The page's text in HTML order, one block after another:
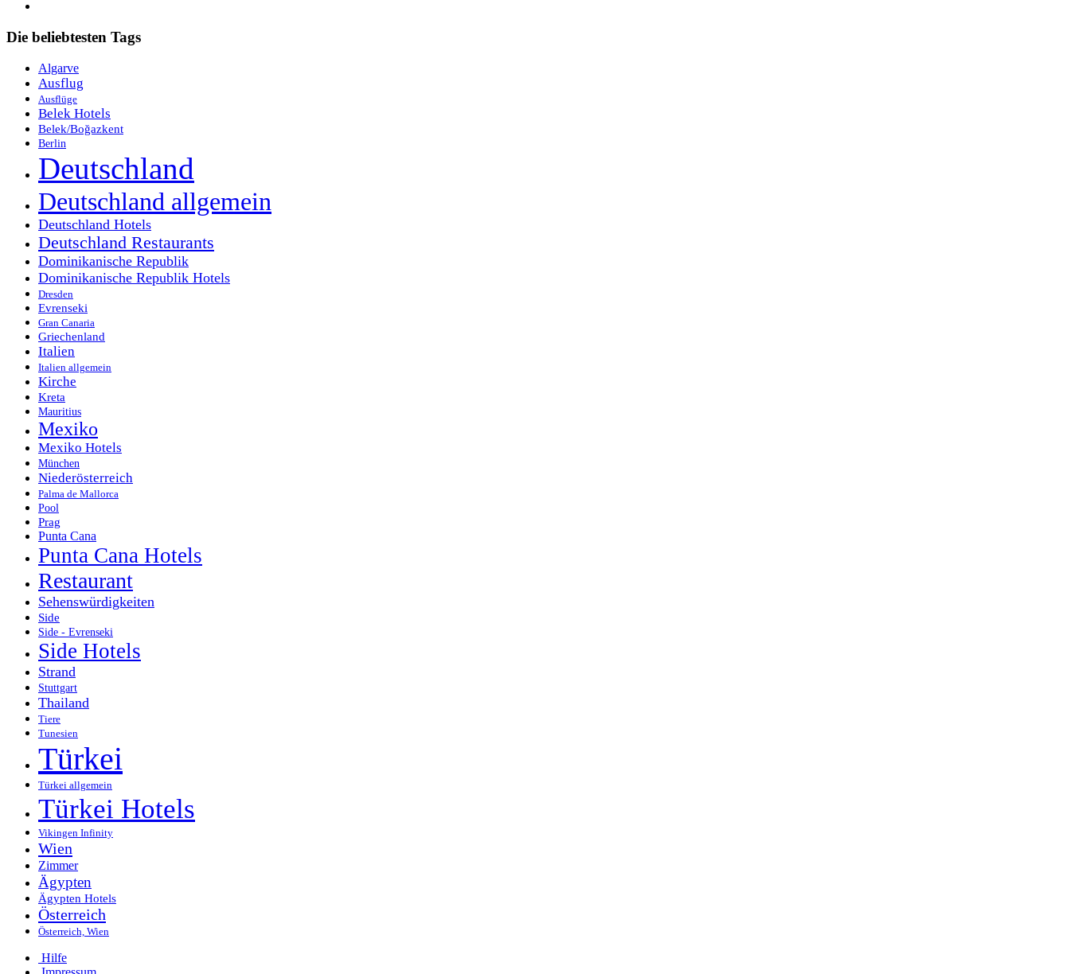
Die beliebtesten Tags
Algarve
Ausflug
Ausflüge
Belek Hotels
Belek/Boğazkent
Berlin
Deutschland
Deutschland allgemein
Deutschland Hotels
Deutschland Restaurants
Dominikanische Republik
Dominikanische Republik Hotels
Dresden
Evrenseki
Gran Canaria
Griechenland
Italien
Italien allgemein
Kirche
Kreta
Mauritius
Mexiko
Mexiko Hotels
München
Niederösterreich
Palma de Mallorca
Pool
Prag
Punta Cana
Punta Cana Hotels
Restaurant
Sehenswürdigkeiten
Side
Side - Evrenseki
Side Hotels
Strand
Stuttgart
Thailand
Tiere
Tunesien
Türkei
Türkei allgemein
Türkei Hotels
Vikingen Infinity
Wien
Zimmer
Ägypten
Ägypten Hotels
Österreich
Österreich, Wien
Hilfe